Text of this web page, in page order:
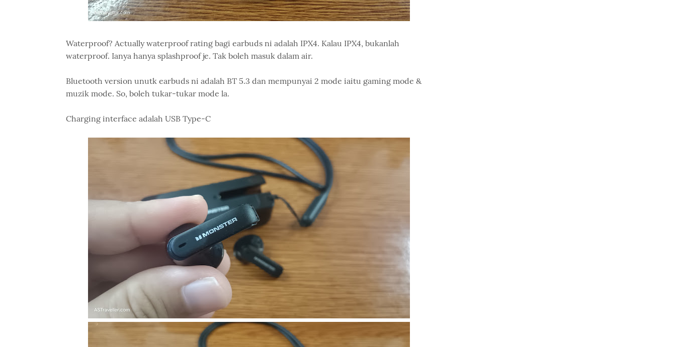
Waterproof? Actually waterproof rating bagi earbuds ni adalah IPX4. Kalau IPX4, bukanlah
waterproof. Ianya hanya splashproof je. Tak boleh masuk dalam air.
Bluetooth version unutk earbuds ni adalah BT 5.3 dan mempunyai 2 mode iaitu gaming mode &
muzik mode. So, boleh tukar-tukar mode la.
Charging interface adalah USB Type-C